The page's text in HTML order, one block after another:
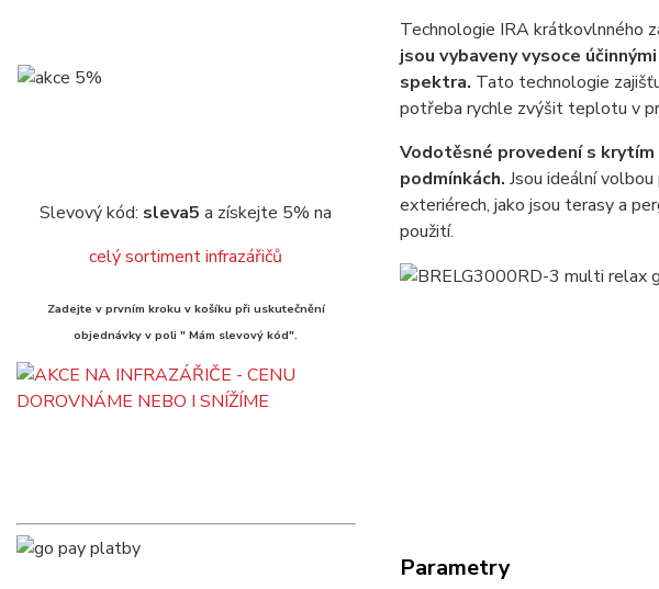
Slevový kód: sleva5 a získejte 5% na
celý sortiment infrazářičů
Zadejte v prvním kroku v košíku při uskutečnění
objednávky v poli " Mám slevový kód".
Technologie IRA krátkovlnného
jsou vybaveny vysoce
spektra. Tato technologie
potřeba rychle zvýšit teplotu v
Vodotěsné provedení s krytím
podmínkách. Jsou ideální
exteriérech, jako jsou terasy a
použití.
Parametry